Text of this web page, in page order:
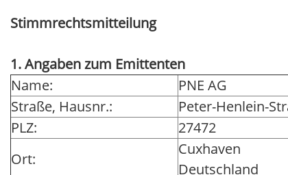
Stimmrechtsmitteilung
1. Angaben zum Emittenten
Name:
PNE AG
Straße, Hausnr.:
Peter-Henlein-
PLZ:
27472
Ort:
Cuxhaven
Deutschland